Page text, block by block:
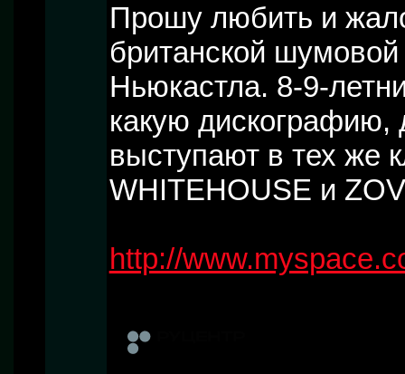
Прошу любить и
британской
Ньюкастла. 8-9-
какую
выступают в тех же
WHITEHOUSE и
http://